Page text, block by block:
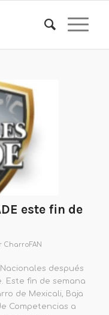
este fin de
CharroFAN
después
Este fin de semana
de Mexicali, Baja
Competencias a